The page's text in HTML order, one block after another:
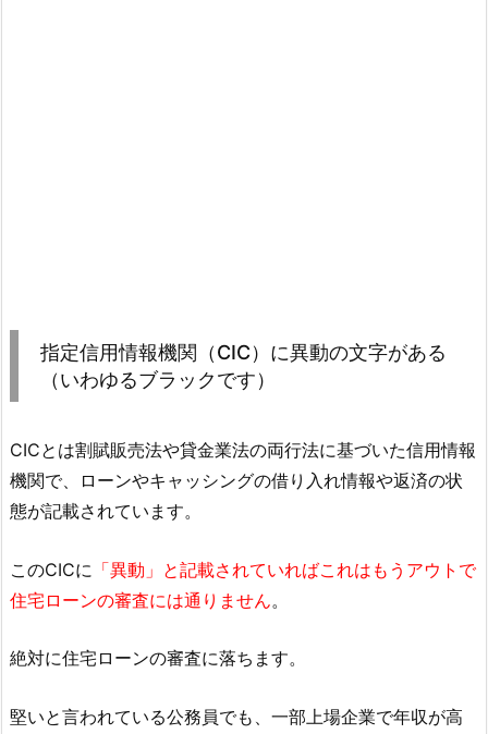
指定信用情報機関（CIC）に異動の文字がある
（いわゆるブラックです）
CICとは割賦販売法や貸金業法の両行法に基づいた信用情報
機関で、ローンやキャッシングの借り入れ情報や返済の状
態が記載されています。
このCICに 「異動」と記載されていればこれはもうアウトで
住宅ローンの審査には通りません。
絶対に住宅ローンの審査に落ちます。
堅いと言われている公務員でも、一部上場企業で年収が高